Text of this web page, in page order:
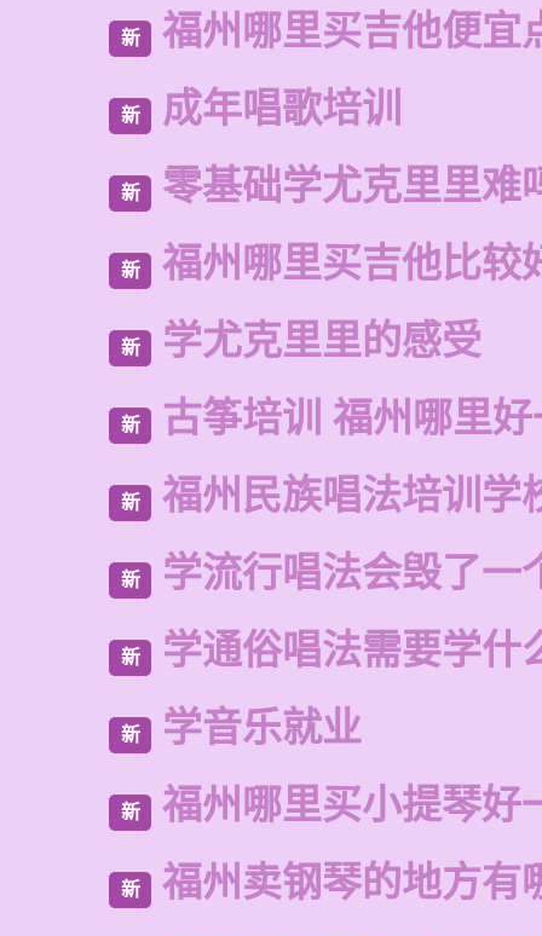
新 福州哪里买吉他便宜
新 成年唱歌培训
新 零基础学尤克里里难
新 福州哪里买吉他比较
新 学尤克里里的感受
新 古筝培训 福州哪里
新 福州民族唱法培训学
新 学流行唱法会毁了一
新 学通俗唱法需要学什
新 学音乐就业
新 福州哪里买小提琴好
新 福州卖钢琴的地方有